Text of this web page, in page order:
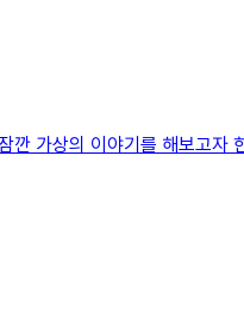
가상의 이야기를 해보고